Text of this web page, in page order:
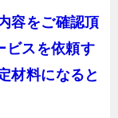
容をご確認頂
ビスを依頼す
材料になると